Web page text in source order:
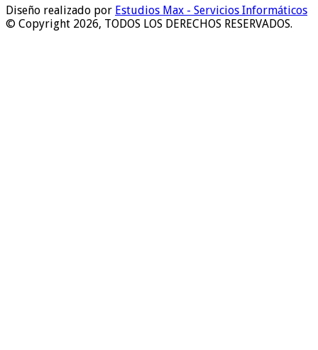
Diseño realizado por Estudios Max - Servicios Informáticos
© Copyright 2026, TODOS LOS DERECHOS RESERVADOS.